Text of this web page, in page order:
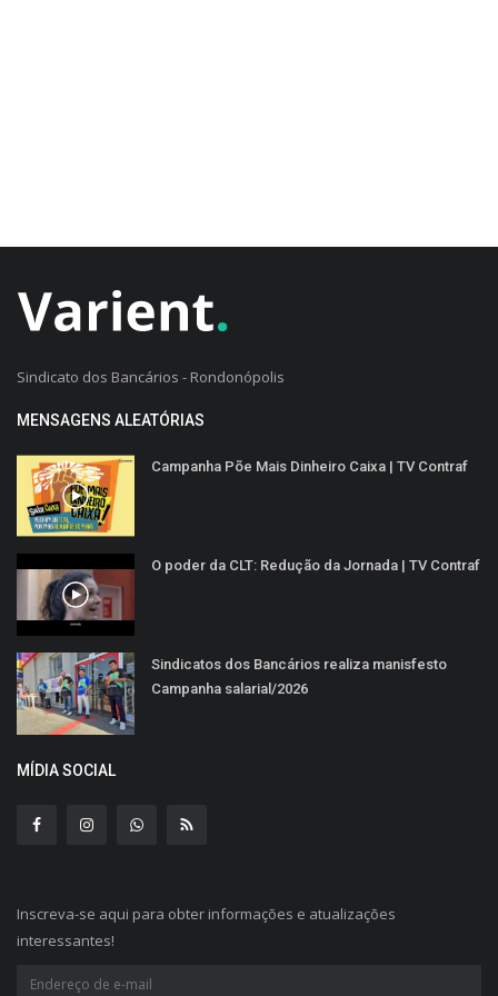
Sindicato dos Bancários - Rondonópolis
MENSAGENS ALEATÓRIAS
Campanha Põe Mais Dinheiro Caixa | TV Contraf
O poder da CLT: Redução da Jornada | TV Contraf
Sindicatos dos Bancários realiza manisfesto
Campanha salarial/2026
MÍDIA SOCIAL
Inscreva-se aqui para obter informações e atualizações
interessantes!